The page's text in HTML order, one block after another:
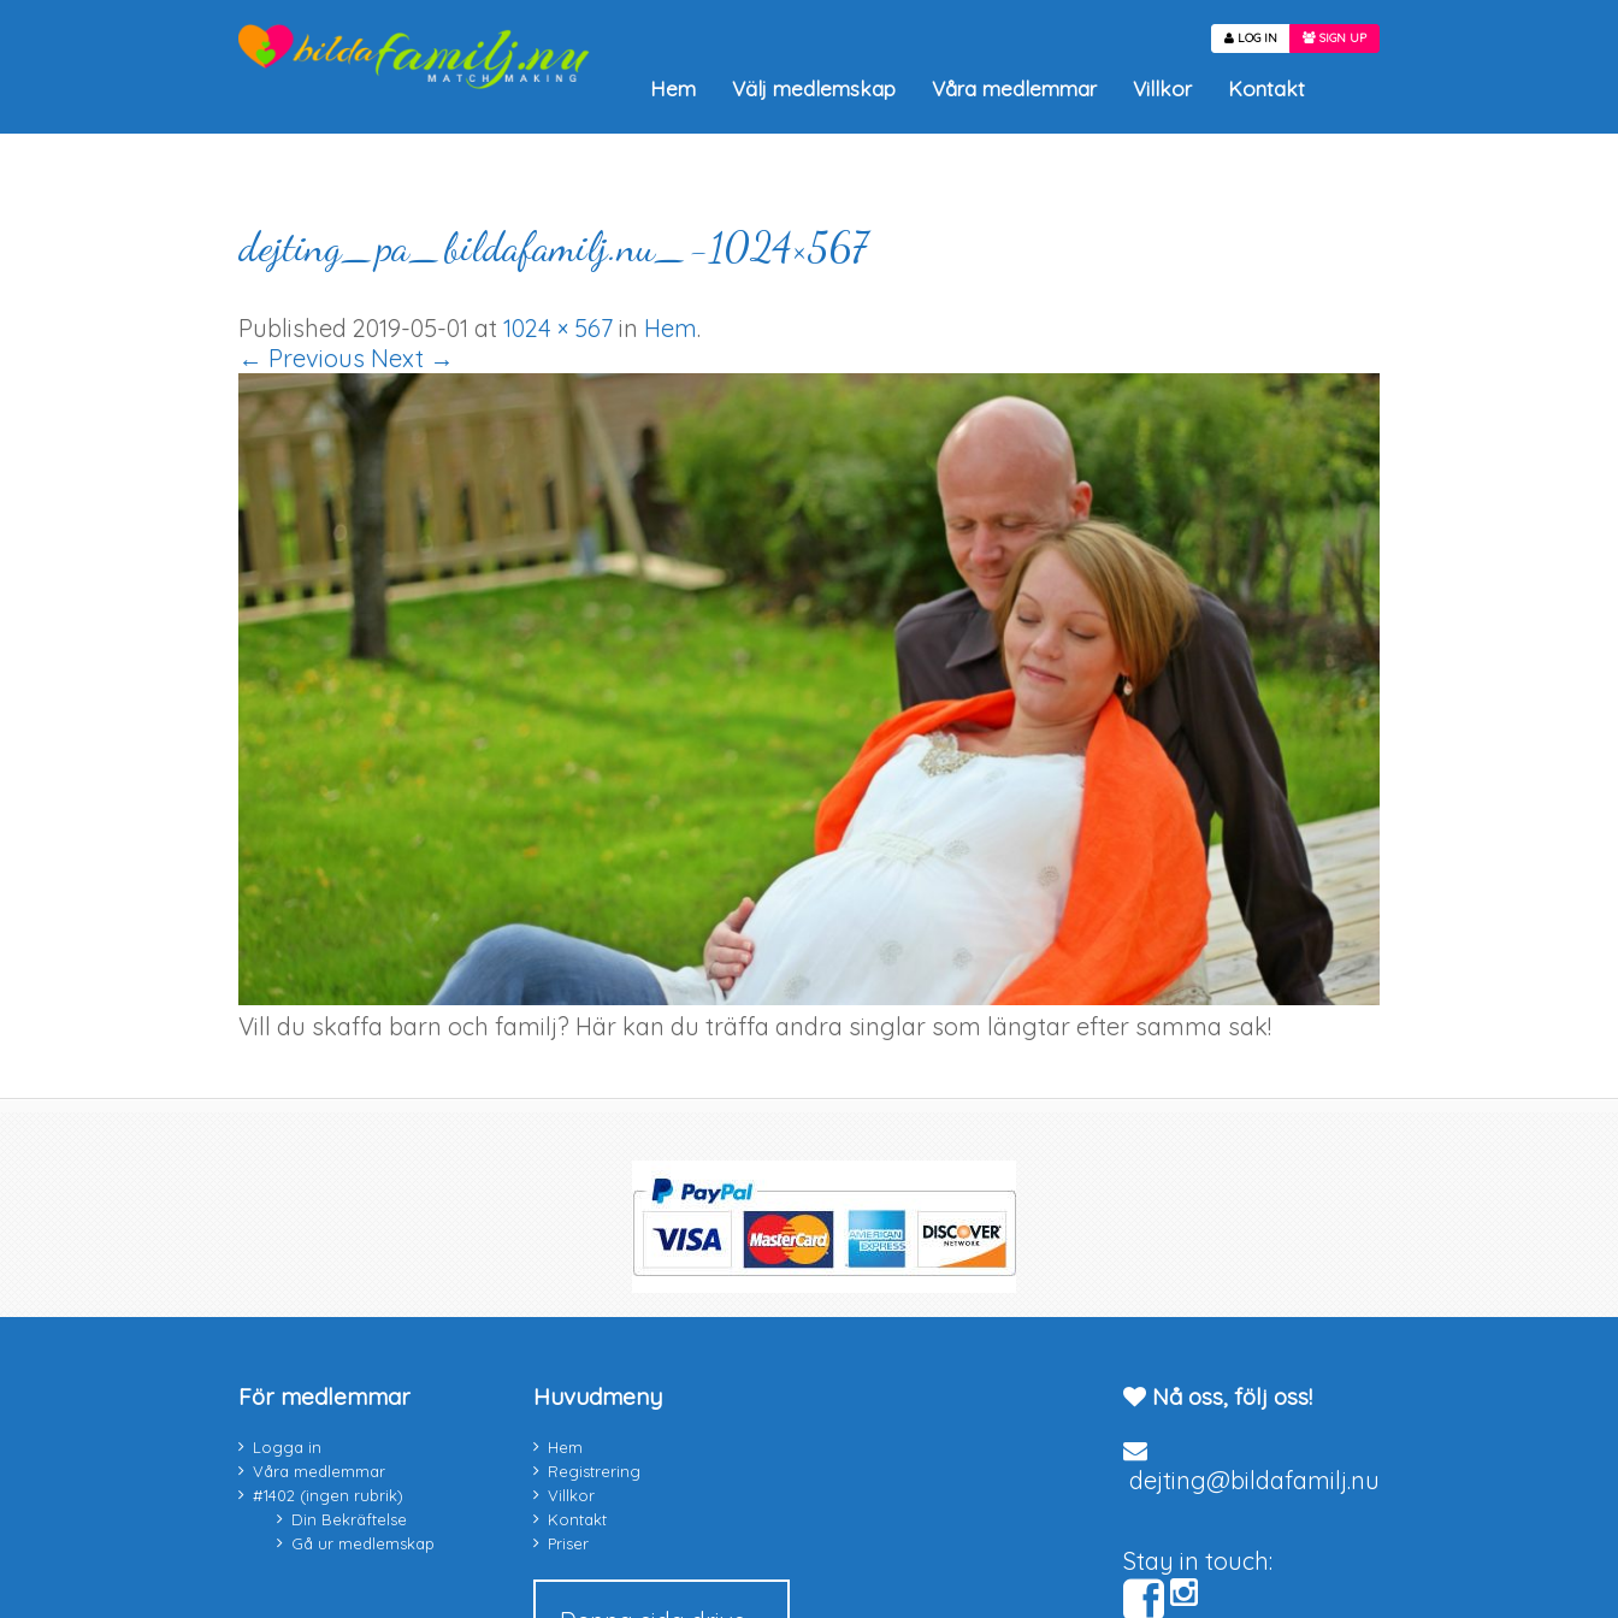
LOG IN SIGN UP
Hem Välj medlemskap Våra medlemmar Villkor Kontakt
dejting_pa_bildafamilj.nu_-1024×567
Published 2019-05-01 at 1024 × 567 in Hem.
← Previous Next →
Vill du skaffa barn och familj? Här kan du träffa andra singlar som längtar efter samma sak!
För medlemmar
Logga in
Våra medlemmar
#1402 (ingen rubrik)
Din Bekräftelse
Gå ur medlemskap
Huvudmeny
Hem
Registrering
Villkor
Kontakt
Priser
Nå oss, följ oss!
dejting@bildafamilj.nu
Stay in touch: